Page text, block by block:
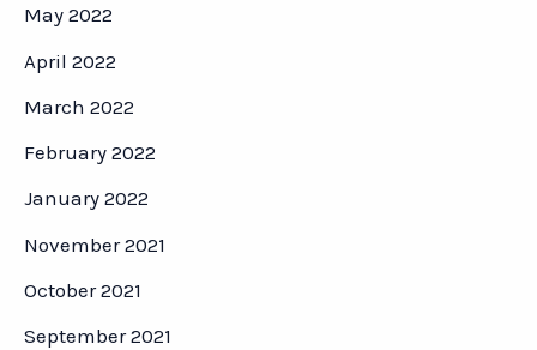
May 2022
April 2022
March 2022
February 2022
January 2022
November 2021
October 2021
September 2021